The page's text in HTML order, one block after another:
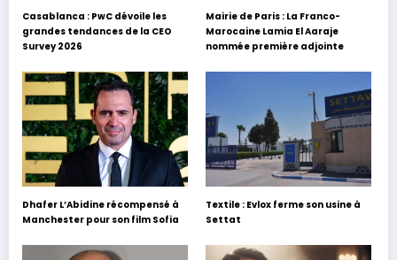
Casablanca : PwC dévoile les
grandes tendances de la CEO
Survey 2026
Mairie de Paris : La Franco-
Marocaine Lamia El Aaraje
nommée première adjointe
Dhafer L’Abidine récompensé à
Manchester pour son film Sofia
Textile : Evlox ferme son usine à
Settat